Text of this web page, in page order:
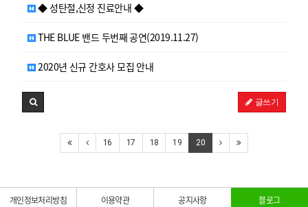
◆ 성탄절,신정 진료안내 ◆
THE BLUE 밴드 두번째 공연(2019.11.27)
2020년 신규 간호사 모집 안내
글쓰기
16 17 18 19 20
개인정보처리방침 이용약관 공지사항 블로그